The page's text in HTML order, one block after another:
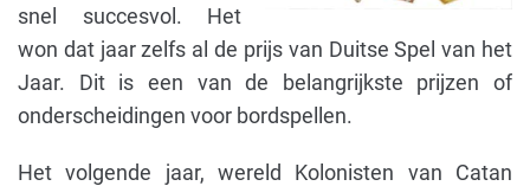
snel succesvol. Het
won dat jaar zelfs al de prijs van Duitse Spel van het
Jaar. Dit is een van de belangrijkste prijzen of
onderscheidingen voor bordspellen.
Het volgende jaar, wereld Kolonisten van Catan